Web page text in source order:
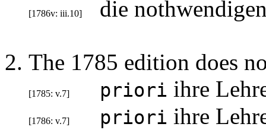
[1786v: iii.10] die
The 1785 edition does
[1785: v.7] priori ihre
[1786: v.7] priori ihre